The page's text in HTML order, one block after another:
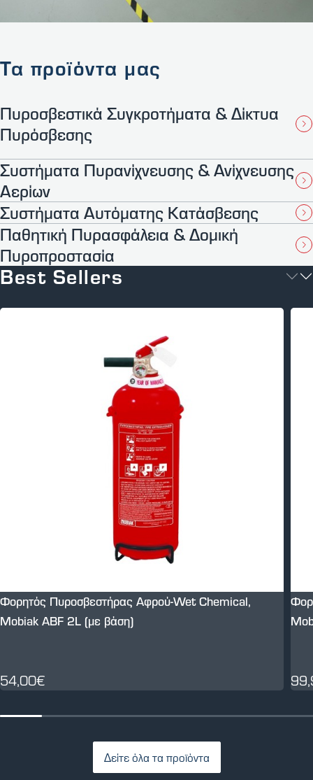
Τα προϊόντα μας
Πυροσβεστικά Συγκροτήματα & Δίκτυα
Πυρόσβεσης
Συστήματα Πυρανίχνευσης & Ανίχνευσης
Αερίων
Συστήματα Αυτόματης Κατάσβεσης
Παθητική Πυρασφάλεια & Δομική
Πυροπροστασία
Best Sellers
Φορητός Πυροσβεστήρας Αφρού-Wet Chemical,
Mobiak ABF 2L (με βάση)
54,00€
Δείτε όλα τα προϊόντα